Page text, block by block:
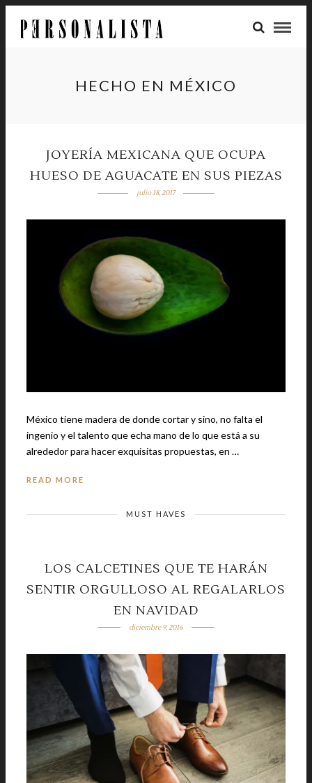
HECHO EN MÉXICO
JOYERÍA MEXICANA QUE OCUPA
HUESO DE AGUACATE EN SUS PIEZAS
julio 18, 2017
México tiene madera de donde cortar y sino, no falta el
ingenio y el talento que echa mano de lo que está a su
alrededor para hacer exquisitas propuestas, en …
READ MORE
MUST HAVES
LOS CALCETINES QUE TE HARÁN
SENTIR ORGULLOSO AL REGALARLOS
EN NAVIDAD
diciembre 9, 2016